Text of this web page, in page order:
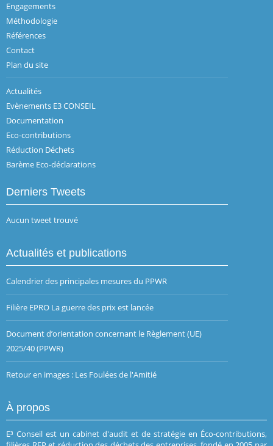
Engagements
Méthodologie
Références
Contact
Plan du site
Actualités
Evènements E3 CONSEIL
Documentation
Eco-contributions
Réduction Déchets
Barème Eco-déclarations
Derniers Tweets
Aucun tweet trouvé
Actualités et publications
Calendrier des principales mesures du PPWR
Filière EPRO La guerre des prix est lancée
Document d’orientation concernant le Règlement (UE)
2025/40 (PPWR)
Retour en images : Les Foulées de l'Amitié
À propos
E³ Conseil est un cabinet d'audit et de stratégie en Éco-contributions,